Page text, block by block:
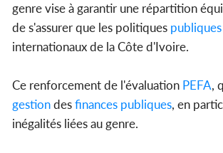
genre vise à garantir une répartition
de s'assurer que les politiques publiques
internationaux de la Côte d'Ivoire.
Ce renforcement de l'évaluation PEFA,
gestiondesfinances publiques, en
inégalités liées au genre.